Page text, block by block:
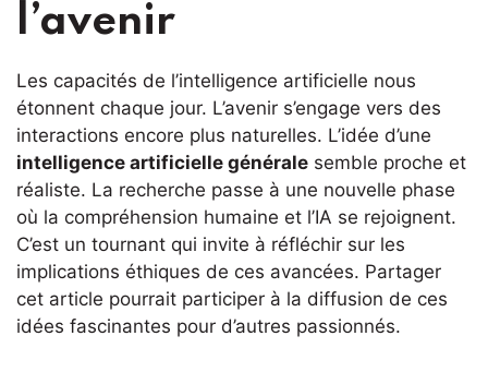
l’avenir
Les capacités de l’intelligence artificielle nous
étonnent chaque jour. L’avenir s’engage vers des
interactions encore plus naturelles. L’idée d’une
intelligence artificielle générale semble proche et
réaliste. La recherche passe à une nouvelle phase
où la compréhension humaine et l’IA se rejoignent.
C’est un tournant qui invite à réfléchir sur les
implications éthiques de ces avancées. Partager
cet article pourrait participer à la diffusion de ces
idées fascinantes pour d’autres passionnés.